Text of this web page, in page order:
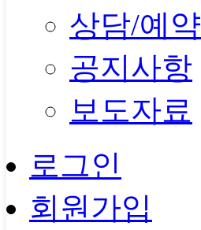
상담/예약
공지사항
보도자료
로그인
회원가입